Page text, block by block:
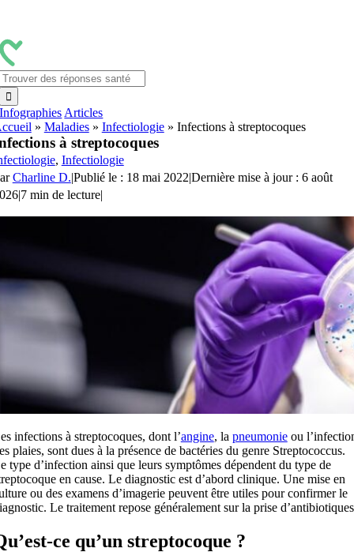
contenu
Infographies Articles
» Maladies» Infectiologie» Infections à streptocoques
à streptocoques
, Infectiologie
Charline D.|Publié le : 18 mai 2022|Dernière mise à jour : 6 août
|7 min de lecture|
infections à streptocoques, dont l’angine, la pneumonieou
plaies, sont dues à la présence de bactéries du genre Streptococcus.
type d’infection ainsi que leurs symptômes dépendent du type de
en cause. Le diagnostic est d’abord clinique. Une mise en
ou des examens d’imagerie peuvent être utiles pour confirmer le
Le traitement repose généralement sur la prise
ce qu’un streptocoque ?